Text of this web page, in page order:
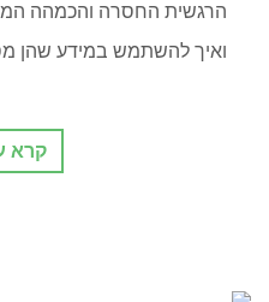
הרגשית החסרה והכמהה
ואיך להשתמש במידע שהן
קרא